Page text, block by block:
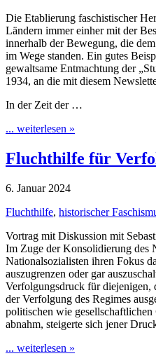
Die Etablierung faschistischer
Ländern immer einher mit der
innerhalb der Bewegung, die
im Wege standen. Ein gutes
gewaltsame Entmachtung der
1934, an die mit diesem
In der Zeit der …
... weiterlesen »
Fluchthilfe für
6. Januar 2024
Fluchthilfe, historischer
Vortrag mit Diskussion mit
Im Zuge der Konsolidierung des
Nationalsozialisten ihren Fokus
auszugrenzen oder gar
Verfolgungsdruck für diejenigen,
der Verfolgung des Regimes
politischen wie
abnahm, steigerte sich jener
... weiterlesen »